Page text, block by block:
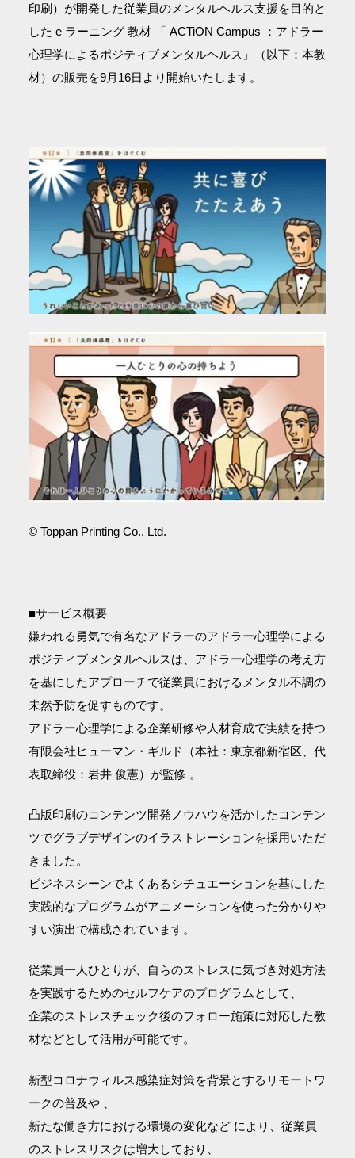
印刷）が開発した従業員のメンタルヘルス支援を目的と
した e ラーニング 教材 「 ACTiON Campus ：アドラー
心理学によるポジティブメンタルヘルス」（以下：本教
材）の販売を9月16日より開始いたします。
© Toppan Printing Co., Ltd.
■サービス概要
嫌われる勇気で有名なアドラーのアドラー心理学による
ポジティブメンタルヘルスは、アドラー心理学の考え方
を基にしたアプローチで従業員におけるメンタル不調の
未然予防を促すものです。
アドラー心理学による企業研修や人材育成で実績を持つ
有限会社ヒューマン・ギルド（本社：東京都新宿区、代
表取締役：岩井 俊憲）が監修 。
凸版印刷のコンテンツ開発ノウハウを活かしたコンテン
ツでグラブデザインのイラストレーションを採用いただ
きました。
ビジネスシーンでよくあるシチュエーションを基にした
実践的なプログラムがアニメーションを使った分かりや
すい演出で構成されています。
従業員一人ひとりが、自らのストレスに気づき対処方法
を実践するためのセルフケアのプログラムとして、
企業のストレスチェック後のフォロー施策に対応した教
材などとして活用が可能です。
新型コロナウィルス感染症対策を背景とするリモートワ
ークの普及や 、
新たな働き方における環境の変化など により、従業員
のストレスリスクは増大しており、